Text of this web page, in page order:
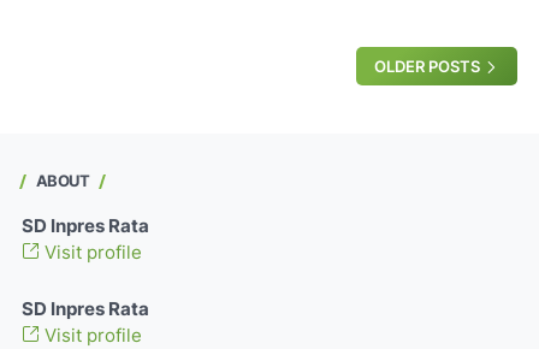
OLDER POSTS
ABOUT
SD Inpres Rata
Visit profile
SD Inpres Rata
Visit profile